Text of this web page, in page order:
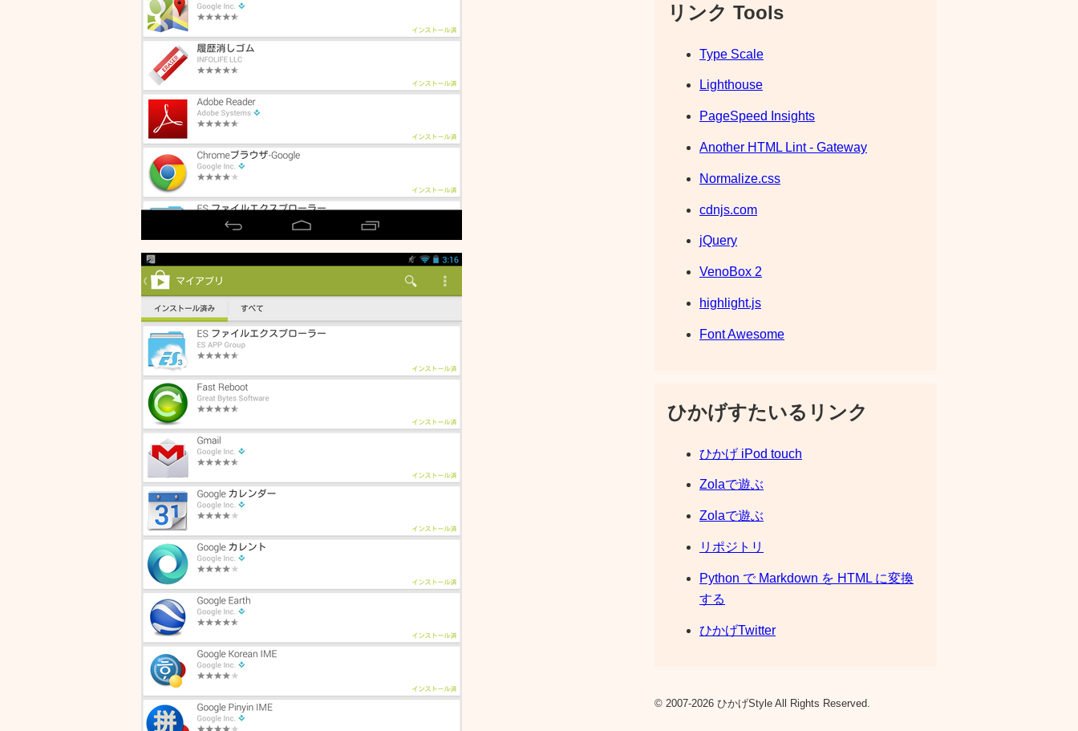
リンク Tools
Type Scale
Lighthouse
PageSpeed Insights
Another HTML Lint - Gateway
Normalize.css
cdnjs.com
jQuery
VenoBox 2
highlight.js
Font Awesome
ひかげすたいるリンク
ひかげ iPod touch
Zolaで遊ぶ
Zolaで遊ぶ
リポジトリ
Python で Markdown を HTML に変換
する
ひかげTwitter
© 2007-2026 ひかげStyle All Rights Reserved.